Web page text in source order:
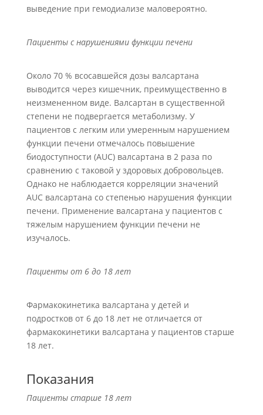
выведение при гемодиализе маловероятно.
Пациенты с нарушениями функции печени
Около 70 % всосавшейся дозы валсартана
выводится через кишечник, преимущественно в
неизмененном виде. Валсартан в существенной
степени не подвергается метаболизму. У
пациентов с легким или умеренным нарушением
функции печени отмечалось повышение
биодоступности (AUC) валсартана в 2 раза по
сравнению с таковой у здоровых добровольцев.
Однако не наблюдается корреляции значений
AUC валсартана со степенью нарушения функции
печени. Применение валсартана у пациентов с
тяжелым нарушением функции печени не
изучалось.
Пациенты от 6 до 18 лет
Фармакокинетика валсартана у детей и
подростков от 6 до 18 лет не отличается от
фармакокинетики валсартана у пациентов старше
18 лет.
Показания
Пациенты старше 18 лет